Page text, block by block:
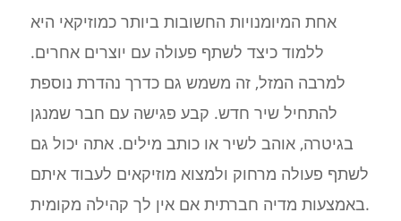
אחת המיומנויות החשובות ביותר כמוזיקאי היא
ללמוד כיצד לשתף פעולה עם יוצרים אחרים.
למרבה המזל, זה משמש גם כדרך נהדרת נוספת
להתחיל שיר חדש. קבע פגישה עם חבר שמנגן
בגיטרה, אוהב לשיר או כותב מילים. אתה יכול גם
לשתף פעולה מרחוק ולמצוא מוזיקאים לעבוד איתם
באמצעות מדיה חברתית אם אין לך קהילה מקומית.